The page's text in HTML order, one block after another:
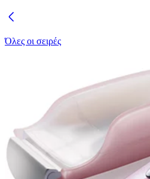
Όλες οι σειρές